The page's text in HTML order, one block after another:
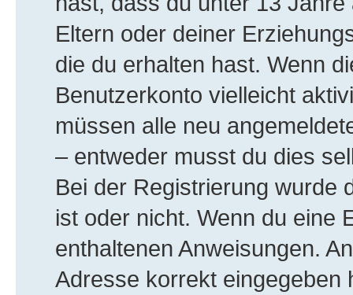
Eltern oder deiner
die du erhalten hast. Wenn
Benutzerkonto vielleicht
müssen alle neu
– entweder musst du dies
Bei der Registrierung wurde
ist oder nicht. Wenn du eine
enthaltenen Anweisungen.
Adresse korrekt eingegeben